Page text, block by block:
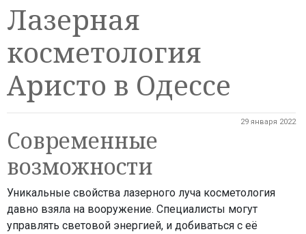
Лазерная
косметология
Аристо в Одессе
29 января 2022
Современные
возможности
Уникальные свойства лазерного луча косметология
давно взяла на вооружение. Специалисты могут
управлять световой энергией, и добиваться с её